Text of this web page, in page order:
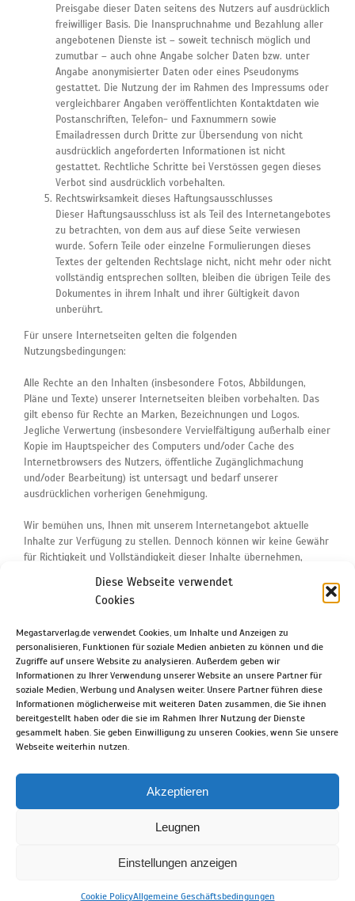
Diese Webseite verwendet
Cookies
Megastarverlag.de verwendet Cookies, um Inhalte und Anzeigen zu
personalisieren, Funktionen für soziale Medien anbieten zu können und die
Zugriffe auf unsere Website zu analysieren. Außerdem geben wir
Informationen zu Ihrer Verwendung unserer Website an unsere Partner für
soziale Medien, Werbung und Analysen weiter. Unsere Partner führen diese
Informationen möglicherweise mit weiteren Daten zusammen, die Sie ihnen
bereitgestellt haben oder die sie im Rahmen Ihrer Nutzung der Dienste
gesammelt haben. Sie geben Einwilligung zu unseren Cookies, wenn Sie unsere
Webseite weiterhin nutzen.
Akzeptieren
Leugnen
Einstellungen anzeigen
Cookie PolicyAllgemeine Geschäftsbedingungen
Preisgabe dieser Daten seitens des Nutzers auf ausdrücklich
freiwilliger Basis. Die Inanspruchnahme und Bezahlung aller
angebotenen Dienste ist – soweit technisch möglich und
zumutbar – auch ohne Angabe solcher Daten bzw. unter
Angabe anonymisierter Daten oder eines Pseudonyms
gestattet. Die Nutzung der im Rahmen des Impressums oder
vergleichbarer Angaben veröffentlichten Kontaktdaten wie
Postanschriften, Telefon- und Faxnummern sowie
Emailadressen durch Dritte zur Übersendung von nicht
ausdrücklich angeforderten Informationen ist nicht
gestattet. Rechtliche Schritte bei Verstössen gegen dieses
Verbot sind ausdrücklich vorbehalten.
Rechtswirksamkeit dieses Haftungsausschlusses
Dieser Haftungsausschluss ist als Teil des Internetangebotes
zu betrachten, von dem aus auf diese Seite verwiesen
wurde. Sofern Teile oder einzelne Formulierungen dieses
Textes der geltenden Rechtslage nicht, nicht mehr oder nicht
vollständig entsprechen sollten, bleiben die übrigen Teile des
Dokumentes in ihrem Inhalt und ihrer Gültigkeit davon
unberührt.
Für unsere Internetseiten gelten die folgenden
Nutzungsbedingungen:
Alle Rechte an den Inhalten (insbesondere Fotos, Abbildungen,
Pläne und Texte) unserer Internetseiten bleiben vorbehalten. Das
gilt ebenso für Rechte an Marken, Bezeichnungen und Logos.
Jegliche Verwertung (insbesondere Vervielfältigung außerhalb einer
Kopie im Hauptspeicher des Computers und/oder Cache des
Internetbrowsers des Nutzers, öffentliche Zugänglichmachung
und/oder Bearbeitung) ist untersagt und bedarf unserer
ausdrücklichen vorherigen Genehmigung.
Wir bemühen uns, Ihnen mit unserem Internetangebot aktuelle
Inhalte zur Verfügung zu stellen. Dennoch können wir keine Gewähr
für Richtigkeit und Vollständigkeit dieser Inhalte übernehmen,
Setzung eines Hyperlinks geprüft und keine rechtswidrigen Inhalte
auf den verknüpften Seiten festgestellt. Wir haben jedoch keinerlei
Einfluss auf die zukünftigen Inhalte der verlinkten Seiten und
übernehmen insoweit auch keinerlei Verantwortung oder Haftung
für die Inhalte von verlinkten Seiten.
Group
Haftungsausschluss| Cookie Erklärung